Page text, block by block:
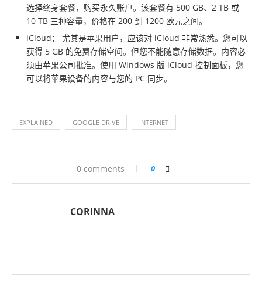
选择终身套餐，购买永久账户。该套餐有 500 GB、2 TB 或
10 TB 三种容量，价格在 200 到 1200 欧元之间。
iCloud： 尤其是苹果用户，应该对 iCloud 非常熟悉。您可以
获得 5 GB 的免费存储空间。但您不能随意存储数据。内容必
须由苹果公司批准。使用 Windows 版 iCloud 控制面板，您
可以将苹果设备的内容与您的 PC 同步。
EXPLAINED GOOGLE DRIVE INTERNET
0 comments 0
CORINNA